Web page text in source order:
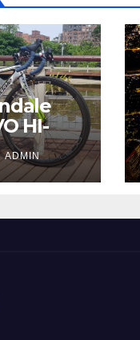
HI-
ADMIN